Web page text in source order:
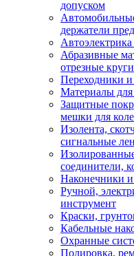
допуском
держатели
Абразивные
отрезные круги
Переходники и
Материалы
Защитные
мешки для
Изолента,
сигнальные
соединители,
Наконечники и
Ручной,
инструмент
Краски,
Кабельные
Охранные
Полировка,